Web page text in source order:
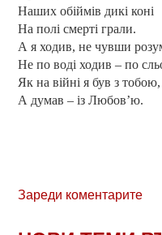
Наших обіймів дикі коні
На полі смерті грали.
А я ходив, не чувши
Не по воді ходив – по
Як на війні я був з тобою,
А думав – із Любов’ю.
Зареди коментарите